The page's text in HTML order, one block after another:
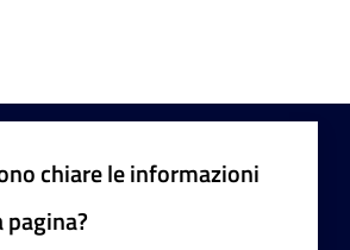
chiare le informazioni
pagina?